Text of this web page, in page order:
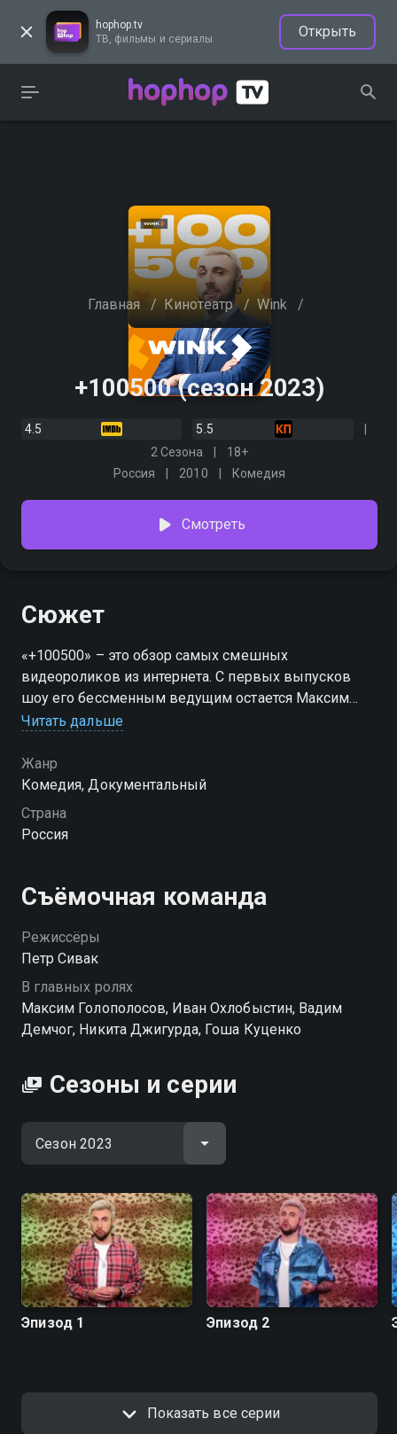
hophop.tv
ТВ, фильмы и сериалы
Открыть
Главная / Кинотеатр / Wink /
+100500 (сезон 2023)
4.5
5.5
2 Сезона
18+
Россия
2010 Комедия
Смотреть
Сюжет
«+100500» – это обзор самых смешных
видеороликов из интернета. С первых выпусков
шоу его бессменным ведущим остается Максим
Голополосов и его верный спутник – леопардовый
До этого ни один проект в рунете не выходил в
эфире телеканала, как самостоятельное шоу. Макс
возвращается на «ЧЕ!» с новым сезоном!
качестве на hophop.tv
Читать дальше
Жанр
Комедия, Документальный
Страна
Россия
Съёмочная команда
Режиссёры
Петр Сивак
В главных ролях
Максим Голополосов, Иван Охлобыстин, Вадим
Демчог, Никита Джигурда, Гоша Куценко
Сезоны и серии
Эпизод 1 Эпизод 2
Показать все серии